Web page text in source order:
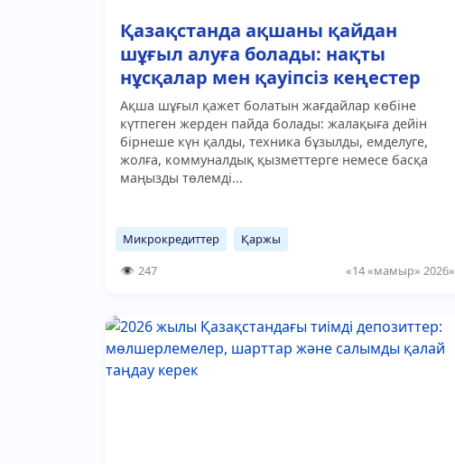
Қазақстанда ақшаны қайдан
шұғыл алуға болады: нақты
нұсқалар мен қауіпсіз кеңестер
Ақша шұғыл қажет болатын жағдайлар көбіне
күтпеген жерден пайда болады: жалақыға дейін
бірнеше күн қалды, техника бұзылды, емделуге,
жолға, коммуналдық қызметтерге немесе басқа
маңызды төлемді...
Микрокредиттер
Қаржы
247
«14 «мамыр» 2026»